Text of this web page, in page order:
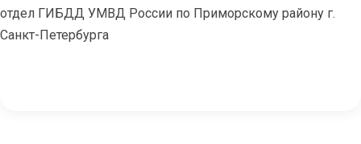
отдел ГИБДД УМВД России по Приморскому району г.
Санкт-Петербурга